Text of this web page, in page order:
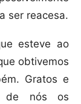
ser reacesa.
esteve ao
obtivemos
Gratos e
de nós os